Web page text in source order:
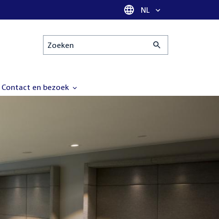
Taal selectie
NL
Zoeken
Contact en bezoek